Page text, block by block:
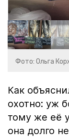
Фото: Ольга
Как
охотно: уж
тому же её
она долго